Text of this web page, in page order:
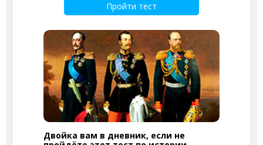
Пройти тест
Двойка вам в дневник, если не